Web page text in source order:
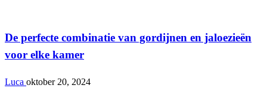
De perfecte combinatie van gordijnen en jaloezieën
voor elke kamer
Luca oktober 20, 2024